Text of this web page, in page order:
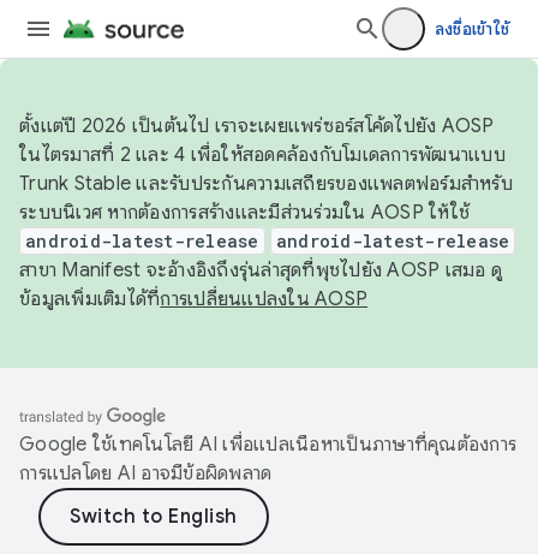
ลงชื่อเข้าใช้
ตั้งแต่ปี 2026 เป็นต้นไป เราจะเผยแพร่ซอร์สโค้ดไปยัง AOSP
ในไตรมาสที่ 2 และ 4 เพื่อให้สอดคล้องกับโมเดลการพัฒนาแบบ
Trunk Stable และรับประกันความเสถียรของแพลตฟอร์มสำหรับ
ระบบนิเวศ หากต้องการสร้างและมีส่วนร่วมใน AOSP ให้ใช้
android-latest-release android-latest-release
สาขา Manifest จะอ้างอิงถึงรุ่นล่าสุดที่พุชไปยัง AOSP เสมอ ดู
ข้อมูลเพิ่มเติมได้ที่การเปลี่ยนแปลงใน AOSP
Google ใช้เทคโนโลยี AI เพื่อแปลเนื้อหาเป็นภาษาที่คุณต้องการ
การแปลโดย AI อาจมีข้อผิดพลาด